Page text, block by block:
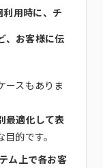
利用時に、チ
、お客様に伝
ースもありま
最適化して表
的です。
ム上で各お客